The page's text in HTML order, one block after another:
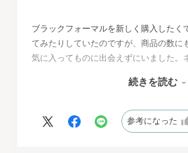
ブラックフォーマルを新しく購入したく
てみたりしていたのですが、商品の数に
気に入ってものに出会えずにいました。
することが出来ました。最初に注文した
は、生地もデザインも大満足、これから
続きを読む
参考になった